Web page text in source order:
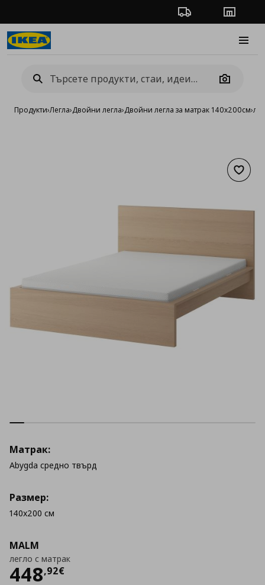
Проследяване на
Camera
Продукти›Легла›Двойни легла›Двойни легла за матрак 140x200см›
MALM
легло с матрак
448,92€
Цена448,92 €
Матрак:
Abygda средно твърд
Размер:
140x200 см